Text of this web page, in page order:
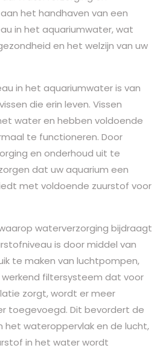
het handhaven van een
in het aquariumwater, wat
en het welzijn van uw
in het aquariumwater is van
die erin leven. Vissen
water en hebben voldoende
te functioneren. Door
en onderhoud uit te
dat uw aquarium een
met voldoende zuurstof voor
waterverzorging bijdraagt
is door middel van
te maken van luchtpompen,
filtersysteem dat voor
zorgt, wordt er meer
toegevoegd. Dit bevordert de
het wateroppervlak en de lucht,
in het water wordt